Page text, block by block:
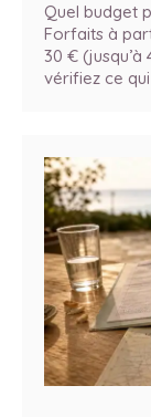
Quel budget
Forfaits à
30 €
vérifiez ce